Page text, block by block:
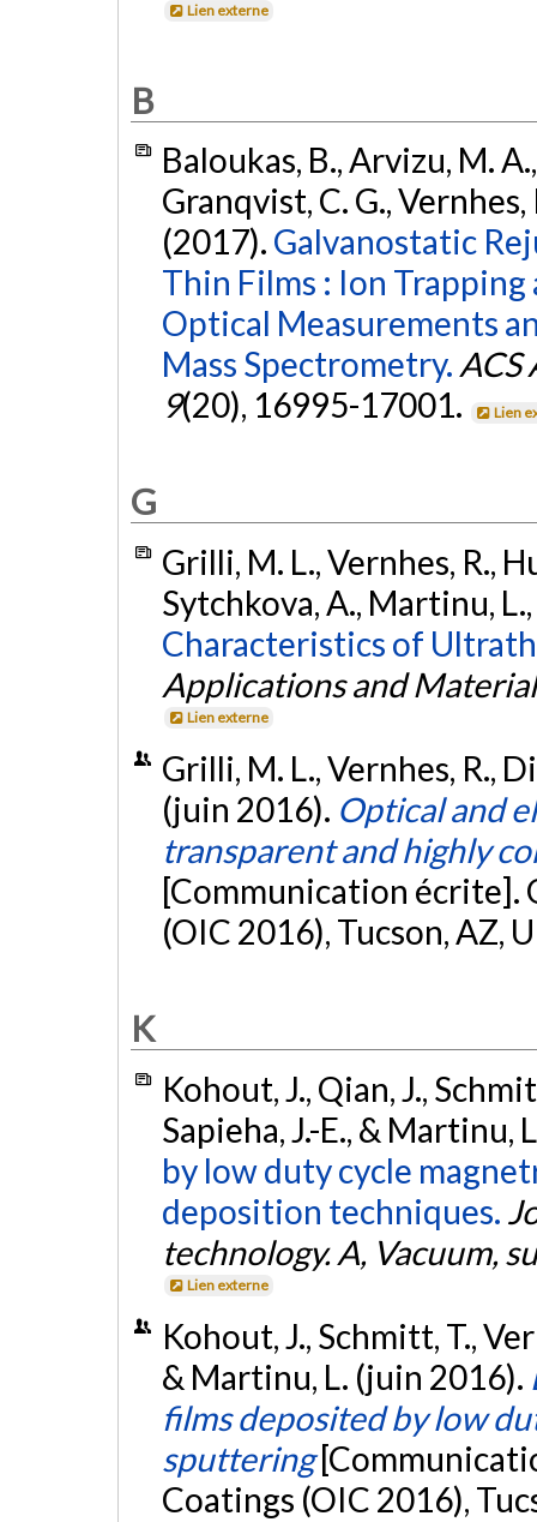
Lien externe
B
Baloukas, B., Arvizu, M.
Granqvist, C. G., Vernhes,
(2017). Galvanostatic
Thin Films : Ion
Optical Measurements
Mass Spectrometry. ACS
9(20), 16995-17001. Lien
G
Grilli, M. L., Vernhes, R.,
Sytchkova, A., Martinu,
Characteristics of
Applications and
Lien externe
Grilli, M. L., Vernhes, R.,
(juin 2016). Optical and
transparent and highly
[Communication
(OIC 2016), Tucson, AZ,
K
Kohout, J., Qian, J.,
Sapieha, J.-E., & Martinu,
by low duty cycle
deposition techniques.
technology. A, Vacuum,
Lien externe
Kohout, J., Schmitt, T.,
& Martinu, L. (juin 2016).
films deposited by low
sputtering
Coatings (OIC 2016),